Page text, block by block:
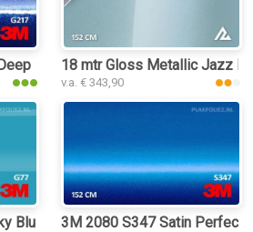
Blue Metallic plakfolie
18 mtr Gloss Metallic Jazz
v.a. € 343,90
Blue plakfolie3M 2080 S347 Satin Perfect